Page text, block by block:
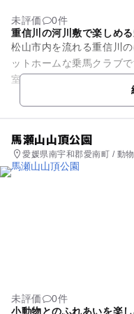
未評価
0件
重信川の河川敷で楽しめ
松山市内を流れる重信川
ットホームな乗馬クラブ
室を必要に応じて開講し
馬瀬山山頂公園
愛媛県南宇和郡愛南町 / 動
未評価
0件
小動物とのふれあいを楽